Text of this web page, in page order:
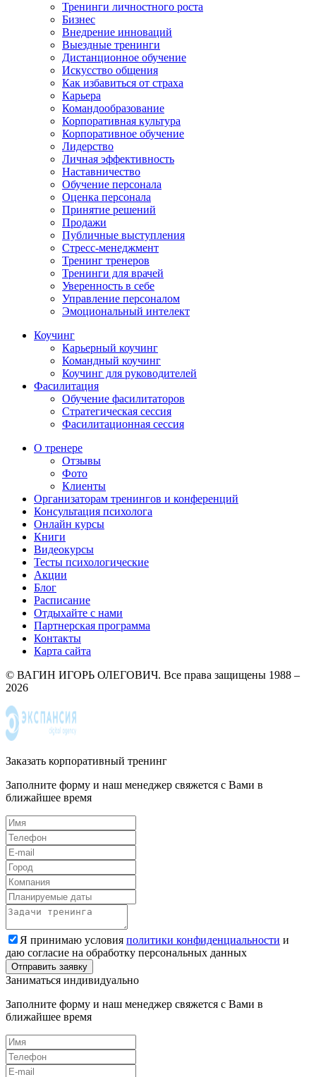
Тренинги личностного роста
Бизнес
Внедрение инноваций
Выездные тренинги
Дистанционное обучение
Искусство общения
Как избавиться от страха
Карьера
Командообразование
Корпоративная культура
Корпоративное обучение
Лидерство
Личная эффективность
Наставничество
Обучение персонала
Оценка персонала
Принятие решений
Продажи
Публичные выступления
Стресс-менеджмент
Тренинг тренеров
Тренинги для врачей
Уверенность в себе
Управление персоналом
Эмоциональный интелект
Коучинг
Карьерный коучинг
Командный коучинг
Коучинг для руководителей
Фасилитация
Обучение фасилитаторов
Стратегическая сессия
Фасилитационная сессия
О тренере
Отзывы
Фото
Клиенты
Организаторам тренингов и конференций
Консультация психолога
Онлайн курсы
Книги
Видеокурсы
Тесты психологические
Акции
Блог
Расписание
Отдыхайте с нами
Партнерская программа
Контакты
Карта сайта
© ВАГИН ИГОРЬ ОЛЕГОВИЧ. Все права защищены 1988 –
2026
Заказать корпоративный тренинг
Заполните форму и наш менеджер свяжется с Вами в
ближайшее время
Я принимаю условия политики конфиденциальности и
даю согласие на обработку персональных данных
Заниматься индивидуально
Заполните форму и наш менеджер свяжется с Вами в
ближайшее время